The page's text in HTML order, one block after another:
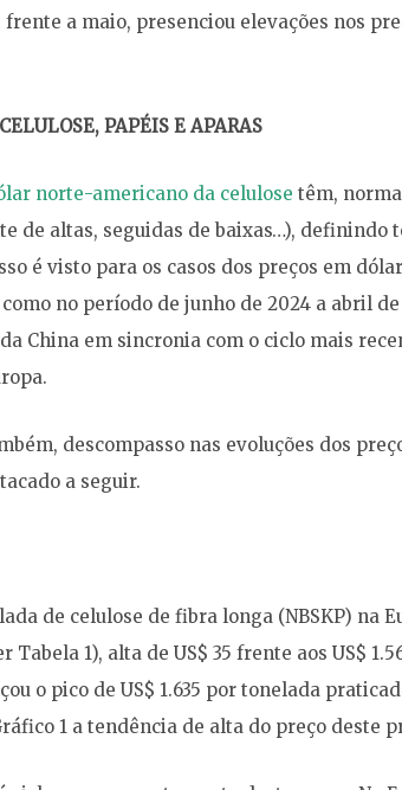
frente a maio, presenciou elevações nos
PAPÉIS E APARAS
norte-americano da celulose têm,
de altas, seguidas de baixas…), definindo
é visto para os casos dos preços em
no período de junho de 2024 a abril
China em sincronia com o ciclo mais
descompasso nas evoluções dos
a seguir.
de celulose de fibra longa (NBSKP) na
Tabela 1), alta de US$ 35 frente aos US$
o pico de US$ 1.635 por tonelada
1 a tendência de alta do preço deste